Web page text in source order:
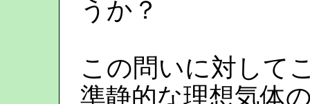
うか？
この問いに対して
準静的な理想気体